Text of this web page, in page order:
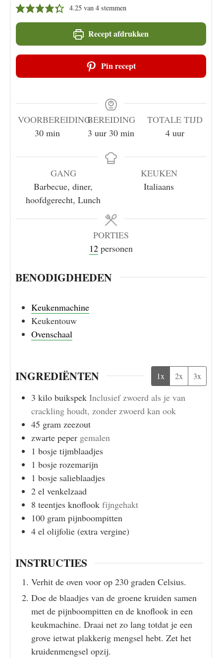
4.25van 4stemmen
Recept afdrukken
Pin recept
VOORBEREIDING
30minuten
min
BEREIDING
3 uur
uur 30minuten
min
TOTALE TIJD
4uur
uur
GANG
Barbecue, diner,
hoofdgerecht, Lunch
KEUKEN
Italiaans
PORTIES
12 personen
BENODIGDHEDEN
Keukenmachine
Keukentouw
Ovenschaal
INGREDIËNTEN 1x 2x 3x
3 kilo buikspek Inclusief zwoerd als je van
crackling houdt, zonder zwoerd kan ook
45 gram zeezout
zwarte peper gemalen
1 bosje tijmblaadjes
1 bosje rozemarijn
1 bosje salieblaadjes
2 el venkelzaad
8 teentjes knoflook fijngehakt
100 gram pijnboompitten
4 el olijfolie (extra vergine)
INSTRUCTIES
Verhit de oven voor op 230 graden Celsius.
Doe de blaadjes van de groene kruiden samen
met de pijnboompitten en de knoflook in een
keukmachine. Draai net zo lang totdat je een
grove ietwat plakkerig mengsel hebt. Zet het
kruidenmengsel opzij.